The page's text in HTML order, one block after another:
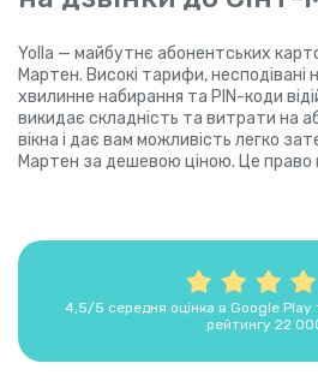
Yolla — майбутнє абонентських
Мартен. Високі тарифи, несподівані
хвилинне набирання та PIN-коди
викидає складність та витрати на
вікна і дає вам можливість легко
Мартен за дешевою ціною. Це право
4,5/5 середня оцінка в Google Play
рейтингу 22